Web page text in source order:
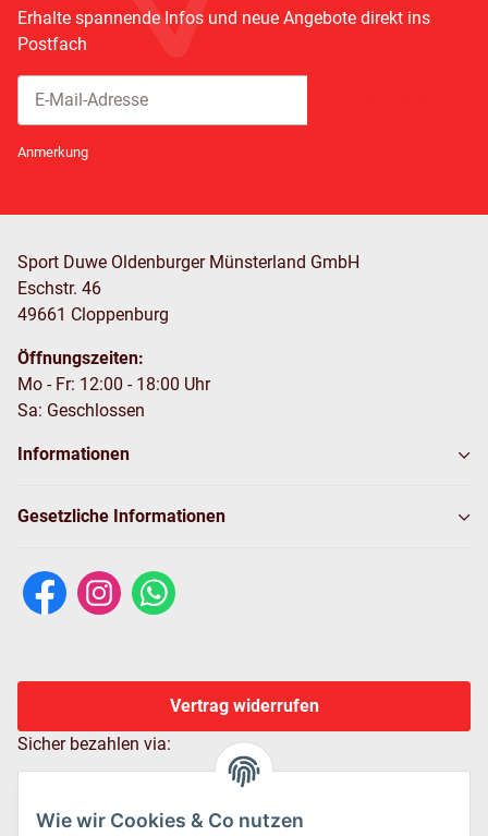
Wie wir Cookies & Co nutzen
Erhalte spannende Infos und neue Angebote direkt ins
Postfach
Anmerkung
Sport Duwe Oldenburger Münsterland GmbH
Eschstr. 46
49661 Cloppenburg
Öffnungszeiten:
Mo - Fr: 12:00 - 18:00 Uhr
Sa: Geschlossen
Informationen
Gesetzliche Informationen
Vertrag widerrufen
Sicher bezahlen via: